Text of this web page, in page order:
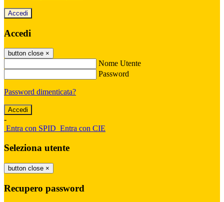
Accedi
Accedi
button close ×
Nome Utente
Password
Password dimenticata?
-
Entra con SPID Entra con CIE
Seleziona utente
button close ×
Recupero password